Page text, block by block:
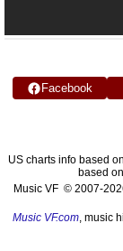
Facebook
US charts info based
based on
Music VF © 2007-
Music VF.com, music